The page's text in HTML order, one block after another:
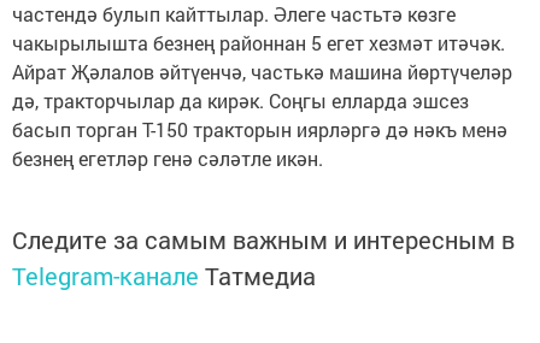
частендә булып кайттылар. Әлеге частьтә көзге
чакырылышта безнең районнан 5 егет хезмәт итәчәк.
Айрат Җәлалов әйтүенчә, частькә машина йөртүчеләр
дә, тракторчылар да кирәк. Соңгы елларда эшсез
басып торган Т-150 тракторын иярләргә дә нәкъ менә
безнең егетләр генә сәләтле икән.
Следите за самым важным и интересным в
Telegram-канале Татмедиа